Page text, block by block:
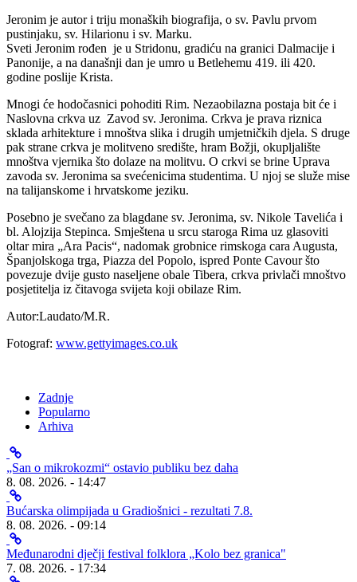
Jeronim je autor i triju monaških biografija, o sv. Pavlu prvom
pustinjaku, sv. Hilarionu i sv. Marku.
Sveti Jeronim rođen je u Stridonu, gradiću na granici Dalmacije i
Panonije, a na današnji dan je umro u Betlehemu 419. ili 420.
godine poslije Krista.
Mnogi će hodočasnici pohoditi Rim. Nezaobilazna postaja bit će i
Naslovna crkva uz Zavod sv. Jeronima. Crkva je prava riznica
sklada arhitekture i mnoštva slika i drugih umjetničkih djela. S druge
pak strane crkva je molitveno središte, hram Božji, okupljalište
mnoštva vjernika što dolaze na molitvu. O crkvi se brine Uprava
zavoda sv. Jeronima sa svećenicima studentima. U njoj se služe mise
na talijanskome i hrvatskome jeziku.
Posebno je svečano za blagdane sv. Jeronima, sv. Nikole Tavelića i
bl. Alojzija Stepinca. Smještena u srcu staroga Rima uz glasoviti
oltar mira „Ara Pacis“, nadomak grobnice rimskoga cara Augusta,
Španjolskoga trga, Piazza del Popolo, ispred Ponte Cavour što
povezuje dvije gusto naseljene obale Tibera, crkva privlači mnoštvo
posjetitelja iz čitavoga svijeta koji obilaze Rim.
Autor:Laudato/M.R.
Fotograf: www.gettyimages.co.uk
Zadnje
Popularno
Arhiva
„San o mikrokozmi“ ostavio publiku bez daha
8. 08. 2026. - 14:47
Bućarska olimpijada u Gradiošnici - rezultati 7.8.
8. 08. 2026. - 09:14
Međunarodni dječji festival folklora „Kolo bez granica"
7. 08. 2026. - 17:34